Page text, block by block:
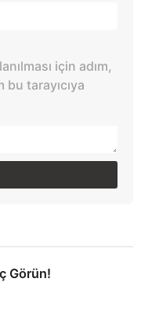
için adım,
tarayıcıya
Görün!